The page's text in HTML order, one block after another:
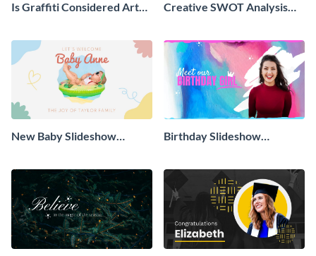
Is Graffiti Considered Art
Creative SWOT Analysis
New Baby Slideshow
Birthday Slideshow